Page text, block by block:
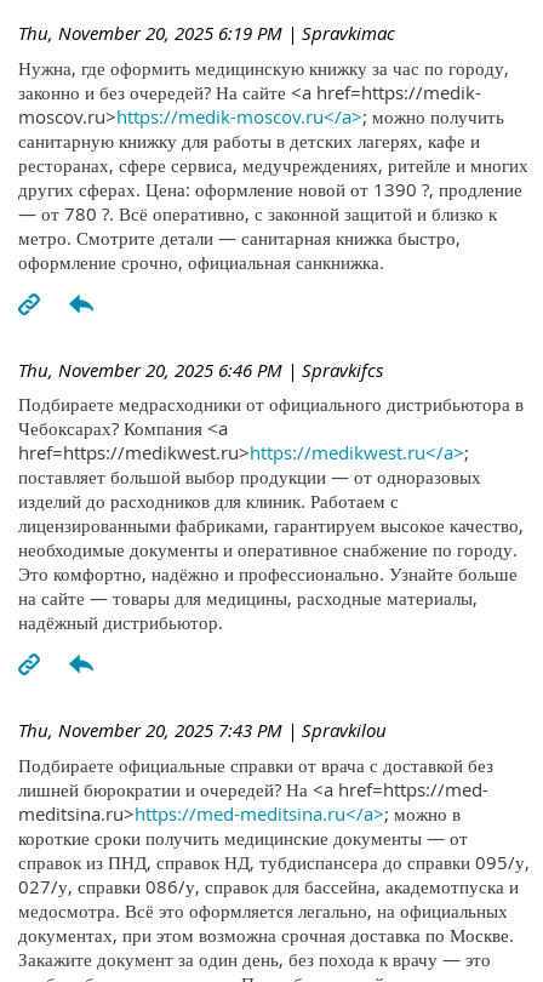
Thu, November 20, 2025 6:19 PM | Spravkimac
Нужна, где оформить медицинскую книжку за час по городу,
законно и без очередей? На сайте <a href=https://medik-
moscov.ru>https://medik-moscov.ru</a>; можно получить
санитарную книжку для работы в детских лагерях, кафе и
ресторанах, сфере сервиса, медучреждениях, ритейле и многих
других сферах. Цена: оформление новой от 1390 ?, продление
— от 780 ?. Всё оперативно, с законной защитой и близко к
метро. Смотрите детали — санитарная книжка быстро,
оформление срочно, официальная санкнижка.
Thu, November 20, 2025 6:46 PM | Spravkifcs
Подбираете медрасходники от официального дистрибьютора в
Чебоксарах? Компания <a
href=https://medikwest.ru>https://medikwest.ru</a>;
поставляет большой выбор продукции — от одноразовых
изделий до расходников для клиник. Работаем с
лицензированными фабриками, гарантируем высокое качество,
необходимые документы и оперативное снабжение по городу.
Это комфортно, надёжно и профессионально. Узнайте больше
на сайте — товары для медицины, расходные материалы,
надёжный дистрибьютор.
Thu, November 20, 2025 7:43 PM | Spravkilou
Подбираете официальные справки от врача с доставкой без
лишней бюрократии и очередей? На <a href=https://med-
meditsina.ru>https://med-meditsina.ru</a>; можно в
короткие сроки получить медицинские документы — от
справок из ПНД, справок НД, тубдиспансера до справки 095/у,
027/у, справки 086/у, справок для бассейна, академотпуска и
медосмотра. Всё это оформляется легально, на официальных
документах, при этом возможна срочная доставка по Москве.
Закажите документ за один день, без похода к врачу — это